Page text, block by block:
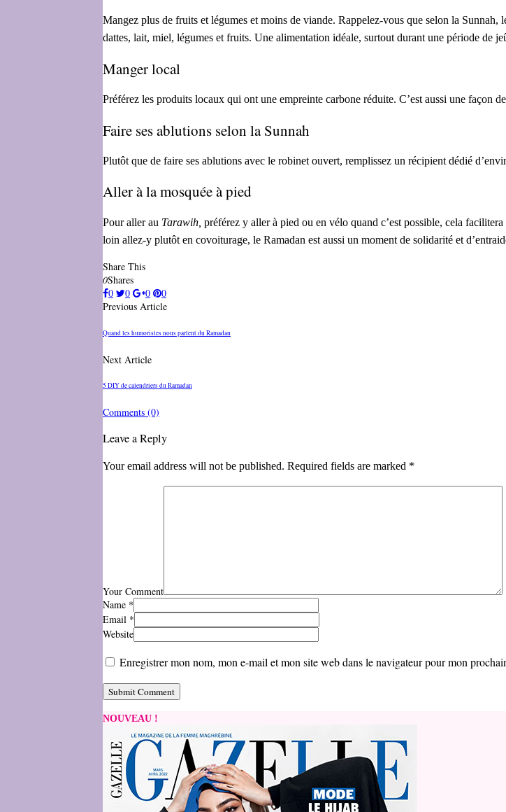
Mangez plus de fruits et légumes et moins de viande. Rappelez-vous que selon la
dattes, lait, miel, légumes et fruits. Une alimentation idéale, surtout durant une période de
Manger local
Préférez les produits locaux qui ont une empreinte carbone réduite. C’est aussi une façon
Faire ses ablutions selon la Sunnah
Plutôt que de faire ses ablutions avec le robinet ouvert, remplissez un récipient dédié
Aller à la mosquée à pied
Pour aller au Tarawih, préférez y aller à pied ou en vélo quand c’est possible, cela
loin allez-y plutôt en covoiturage, le Ramadan est aussi un moment de solidarité et
Share This
0Shares
0
0 0
0
Previous Article
Quand les humoristes nous parlent du Ramadan
Next Article
5 DIY de calendriers du Ramadan
Comments (0)
Leave a Reply
Your email address will not be published. Required fields are marked *
Your Comment
Name *
Email *
Website
Enregistrer mon nom, mon e-mail et mon site web dans le navigateur pour mon
NOUVEAU !